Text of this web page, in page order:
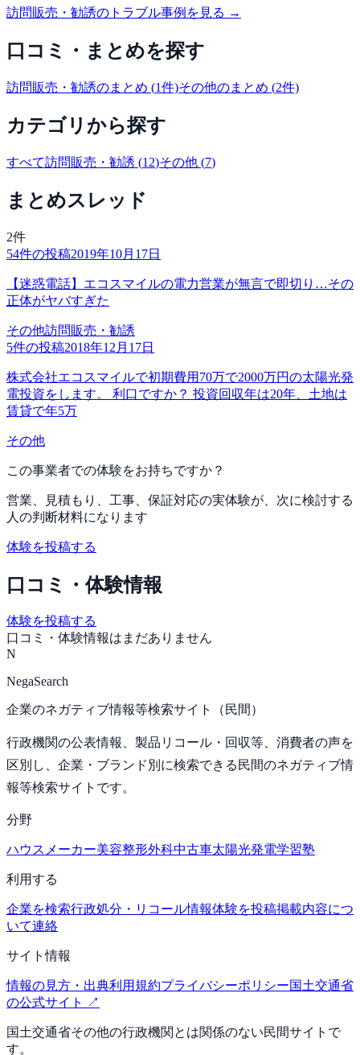
訪問販売・勧誘のトラブル事例を見る →
口コミ・まとめを探す
訪問販売・勧誘のまとめ (1件)その他のまとめ (2件)
カテゴリから探す
すべて訪問販売・勧誘 (12)その他 (7)
まとめスレッド
2件
54件の投稿2019年10月17日
【迷惑電話】エコスマイルの電力営業が無言で即切り…その
正体がヤバすぎた
その他訪問販売・勧誘
5件の投稿2018年12月17日
株式会社エコスマイルで初期費用70万で2000万円の太陽光発
電投資をします。 利口ですか？ 投資回収年は20年、土地は
賃貸で年5万
その他
この事業者での体験をお持ちですか？
営業、見積もり、工事、保証対応の実体験が、次に検討する
人の判断材料になります
体験を投稿する
口コミ・体験情報
体験を投稿する
口コミ・体験情報はまだありません
N
NegaSearch
企業のネガティブ情報等検索サイト（民間）
行政機関の公表情報、製品リコール・回収等、消費者の声を
区別し、企業・ブランド別に検索できる民間のネガティブ情
報等検索サイトです。
分野
ハウスメーカー美容整形外科中古車太陽光発電学習塾
利用する
企業を検索行政処分・リコール情報体験を投稿掲載内容につ
いて連絡
サイト情報
情報の見方・出典利用規約プライバシーポリシー国土交通省
の公式サイト ↗
国土交通省その他の行政機関とは関係のない民間サイトで
す。